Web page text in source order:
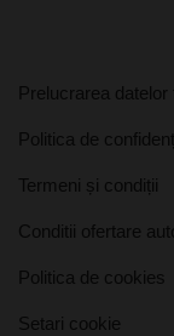
Prelucrarea
Politica de
Termeni și condiții
Conditii ofertare
Politica de cookies
Setari cookie